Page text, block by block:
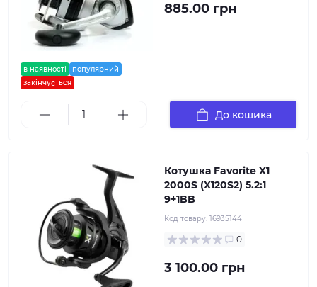
в наявності
популярний
закінчується
885.00 грн
До кошика
Котушка Favorite X1
2000S (X120S2) 5.2:1
9+1BB
Код товару: 16935144
0
3 100.00 грн